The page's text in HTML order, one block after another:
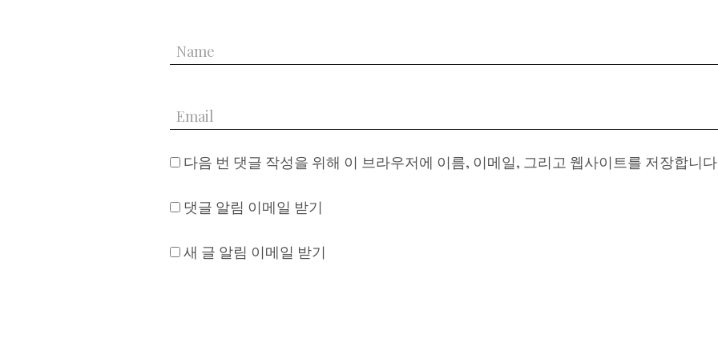
다음 번 댓글 작성을 위해 이 브라우저에 이름, 이메일, 그리고 웹사이트를 저장합니
댓글 알림 이메일 받기
새 글 알림 이메일 받기